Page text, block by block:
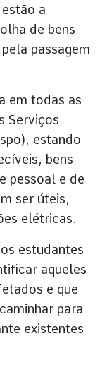
a
de bens
passagem
em todas as
Serviços
estando
bens
pessoal e de
ser úteis,
elétricas.
estudantes
aqueles
e que
para
existentes